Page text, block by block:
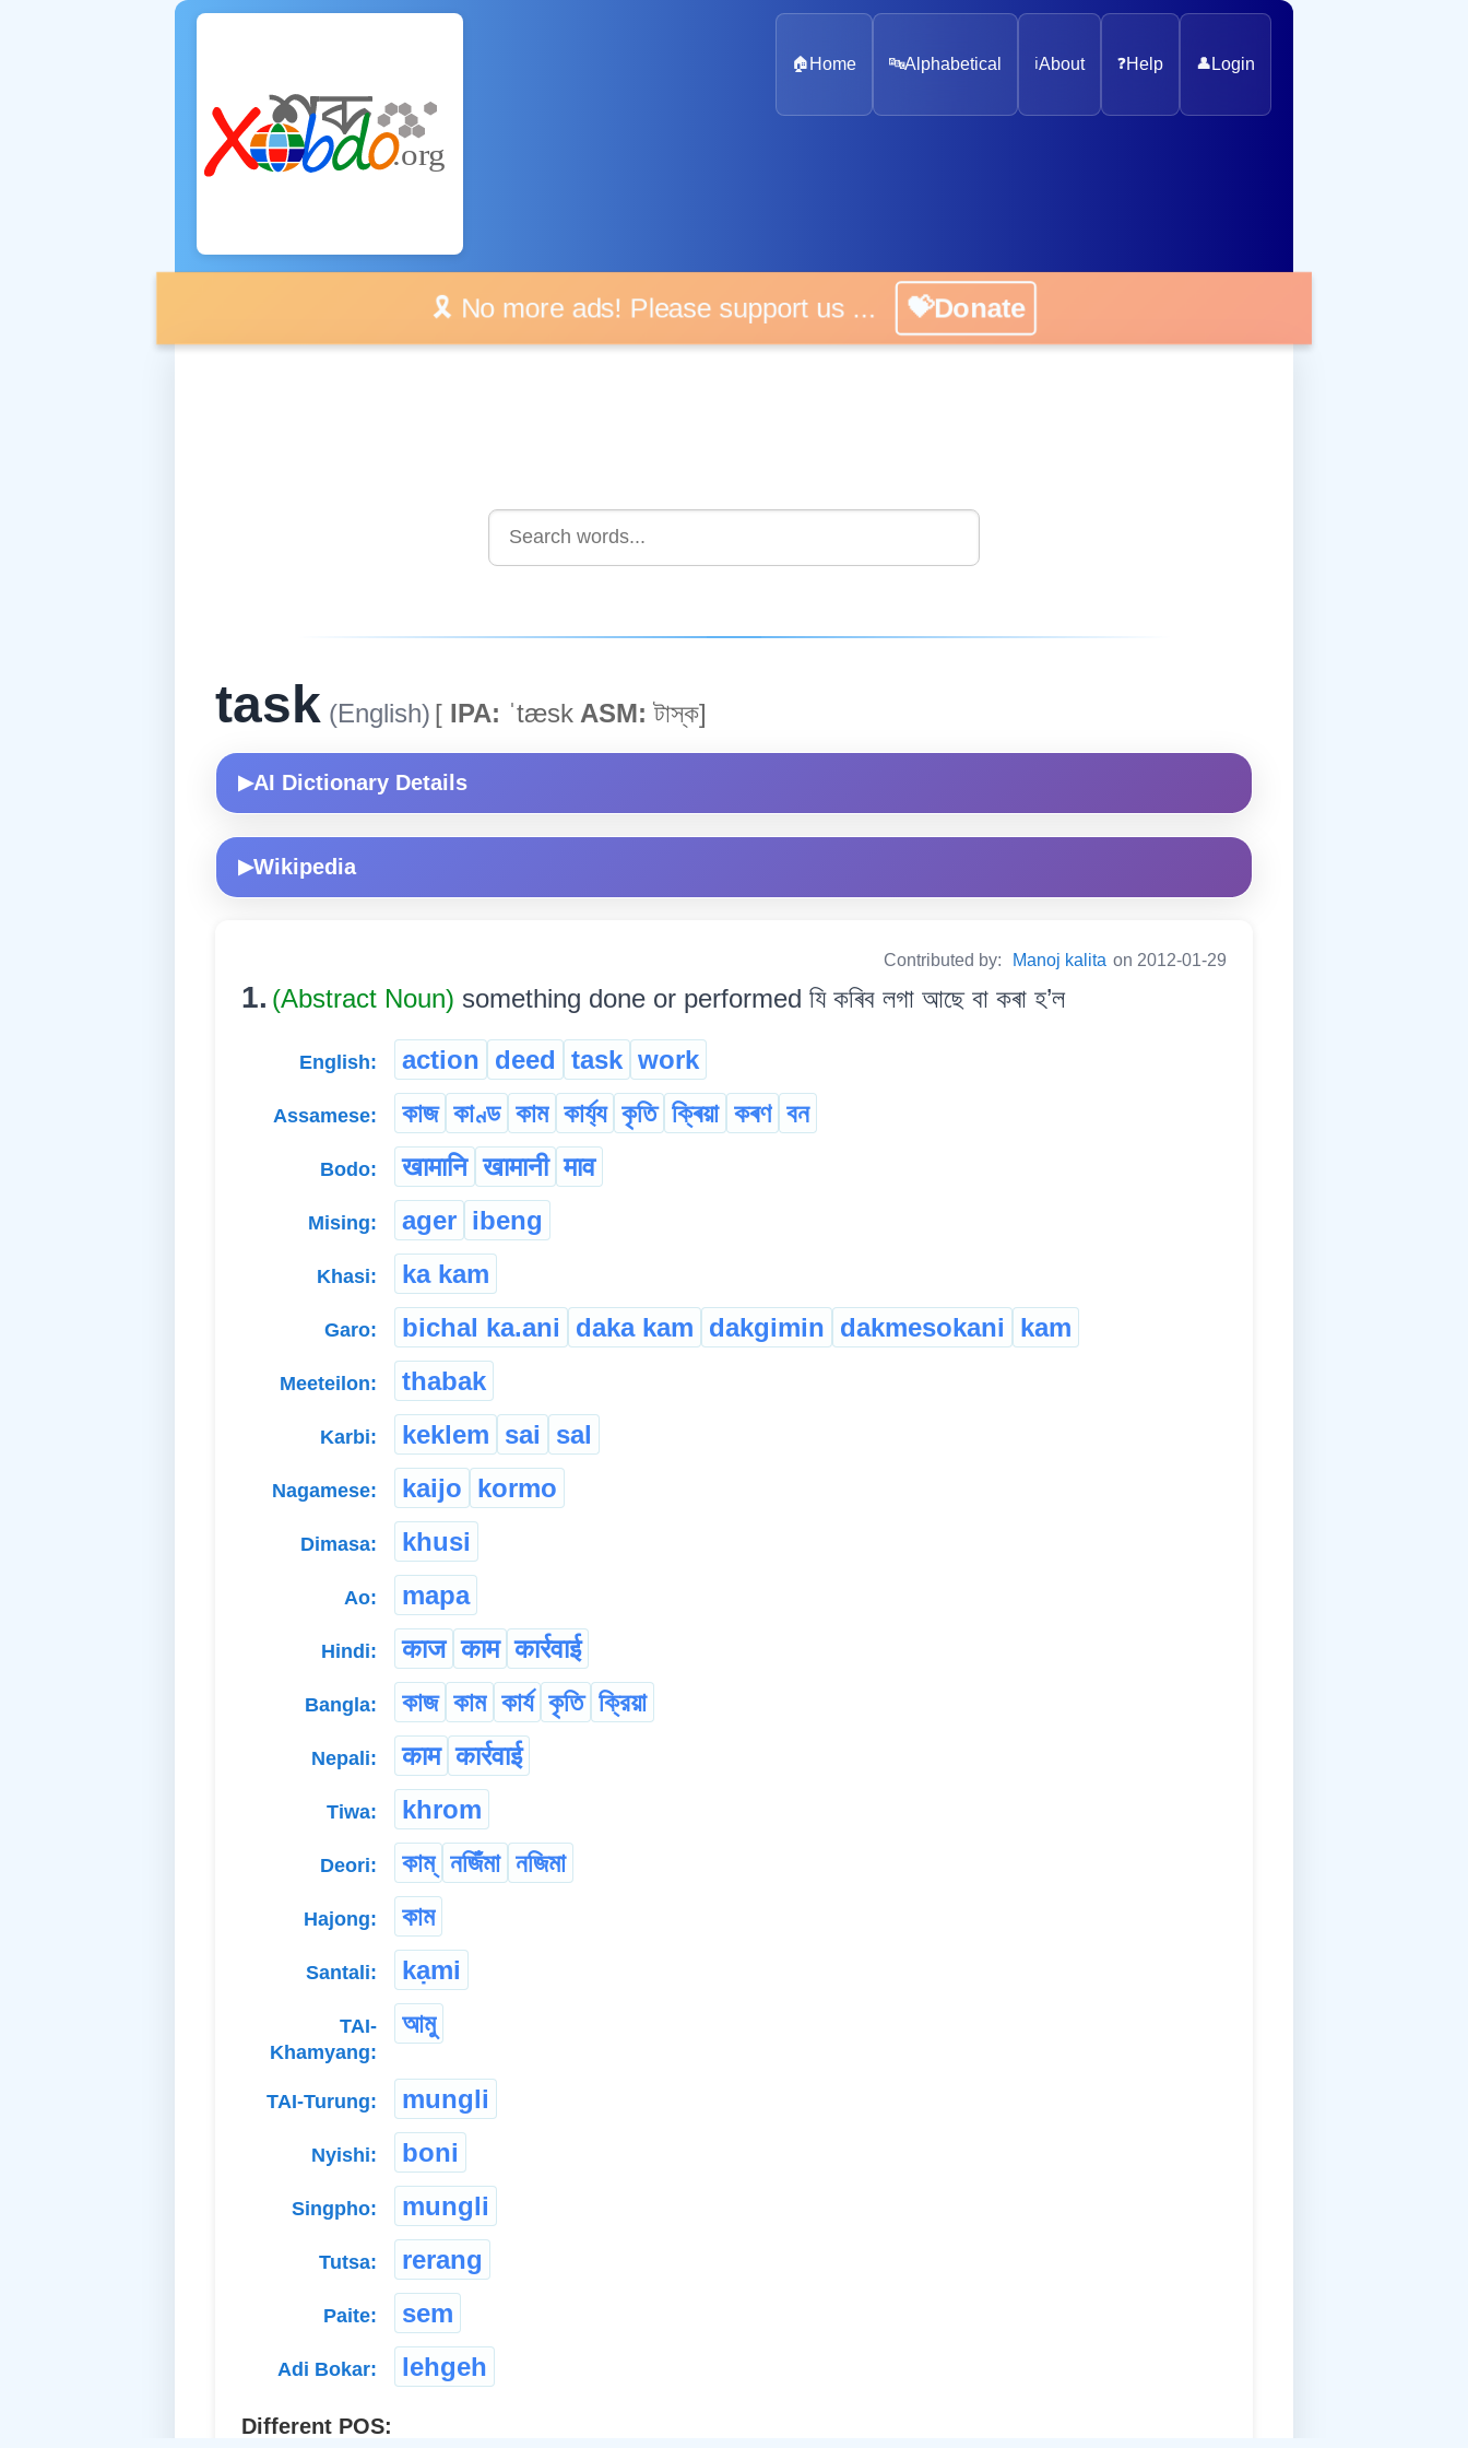
🏠 Home 🔤Alphabetical ℹ️About ❓Help 👤 Login
🎗️ No more ads! Please support us ... 💝Donate
task (English) [ IPA: ˈtæsk ASM: টাস্ক]
▶AI Dictionary Details
▶Wikipedia
Contributed by: Manoj kalita on 2012-01-29
1. (Abstract Noun) something done or performed যি কৰিব লগা আছে বা কৰা হ’ল
English: action deed task work
Assamese: কাজ কাণ্ড কাম কাৰ্য্য কৃতি ক্ৰিয়া কৰণ বন
Bodo: खामानि खामानी माव
Mising: ager ibeng
Khasi: ka kam
Garo: bichal ka.ani daka kam dakgimin dakmesokani kam
Meeteilon: thabak
Karbi: keklem sai sal
Nagamese: kaijo kormo
Dimasa: khusi
Ao: mapa
Hindi: काज काम कार्रवाई
Bangla: কাজ কাম কার্য কৃতি ক্রিয়া
Nepali: काम कार्रवाई
Tiwa: khrom
Deori: কাম্ নজিঁমা নজিমা
Hajong: কাম
Santali: kạmi
TAI-
Khamyang:
আমু
TAI-Turung: mungli
Nyishi: boni
Singpho: mungli
Tutsa: rerang
Paite: sem
Adi Bokar: lehgeh
Different POS: